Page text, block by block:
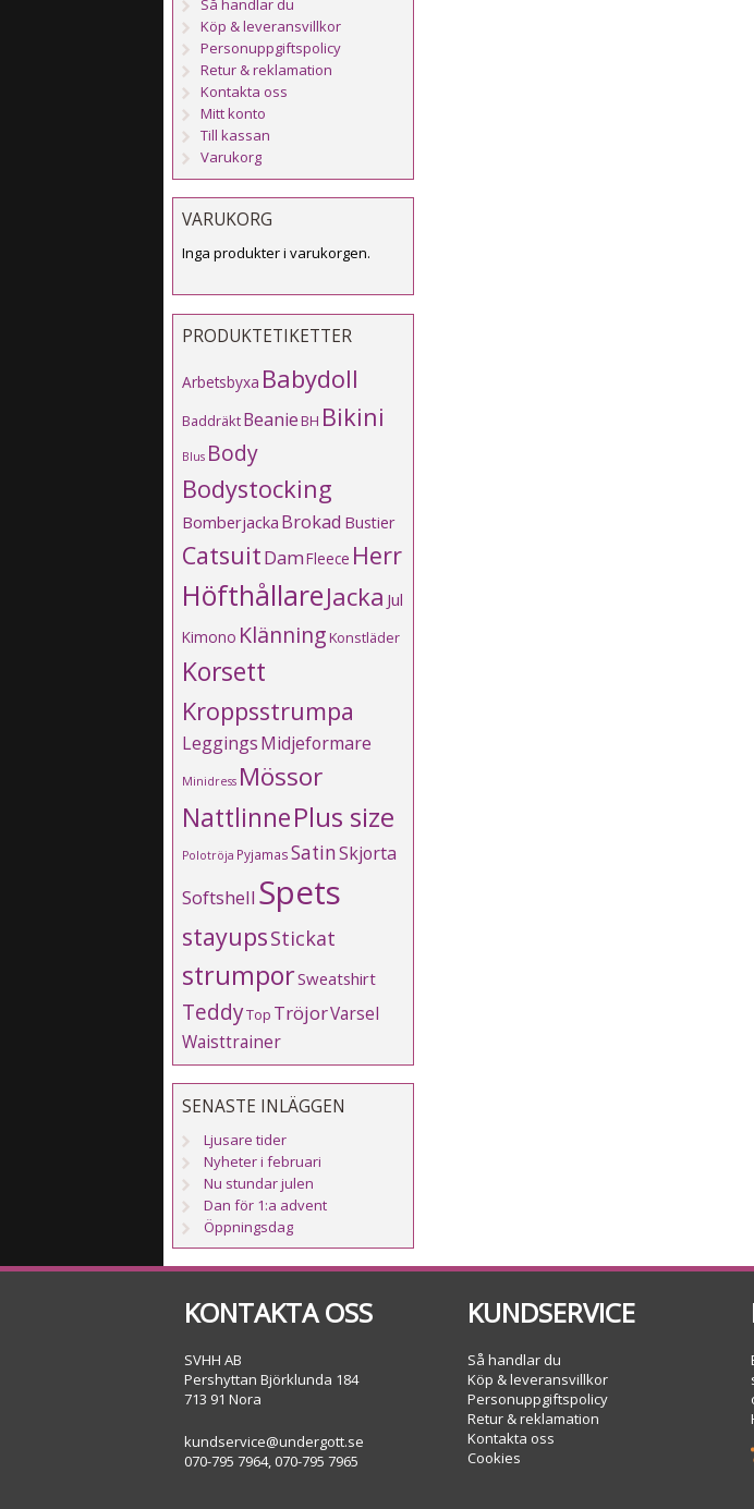
Så handlar du
Köp & leveransvillkor
Personuppgiftspolicy
Retur & reklamation
Kontakta oss
Mitt konto
Till kassan
Varukorg
VARUKORG
Inga produkter i varukorgen.
PRODUKTETIKETTER
Arbetsbyxa Babydoll
BaddräktBeanieBH Bikini
Blus Body
Bodystocking
Bomberjacka Brokad Bustier
CatsuitDamFleece Herr
HöfthållareJacka Jul
Kimono KlänningKonstläder
Korsett
Kroppsstrumpa
LeggingsMidjeformare
Minidress Mössor
NattlinnePlus size
Polotröja PyjamasSatinSkjorta
Softshell Spets
stayupsStickat
strumporSweatshirt
TeddyTop TröjorVarsel
Waisttrainer
SENASTE INLÄGGEN
Ljusare tider
Nyheter i februari
Nu stundar julen
Dan för 1:a advent
Öppningsdag
KONTAKTA OSS
SVHH AB
Pershyttan Björklunda 184
713 91 Nora
kundservice@undergott.se
070-795 7964, 070-795 7965
KUNDSERVICE
Så handlar du
Köp & leveransvillkor
Personuppgiftspolicy
Retur & reklamation
Kontakta oss
Cookies